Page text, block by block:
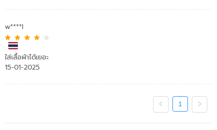
w****l
ใส่เสื้อผ้าได้เยอะ
15-01-2025
1